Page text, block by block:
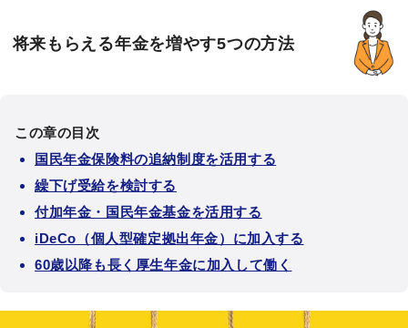
将来もらえる年金を増やす5つの方法
この章の目次
国民年金保険料の追納制度を活用する
繰下げ受給を検討する
付加年金・国民年金基金を活用する
iDeCo（個人型確定拠出年金）に加入する
60歳以降も長く厚生年金に加入して働く